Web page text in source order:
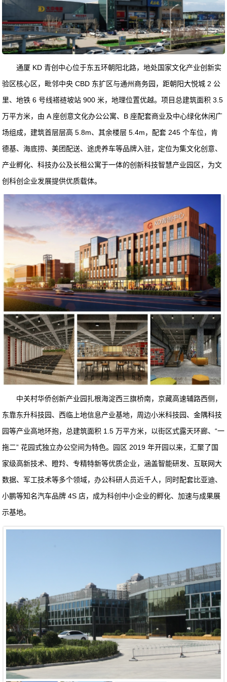
通厦 KD 青创中心位于东五环朝阳北路，地处国家文化产业创新实
验区核心区，毗邻中央 CBD 东扩区与通州商务园，距朝阳大悦城 2 公
里、地铁 6 号线褡裢坡站 900 米，地理位置优越。项目总建筑面积 3.5
万平方米，由 A 座创意文化办公公寓、B 座配套商业及中心绿化休闲广
场组成，建筑首层层高 5.8m、其余楼层 5.4m，配套 245 个车位，肯
德基、海底捞、美团配送、途虎养车等品牌入驻，定位为集文化创意、
产业孵化、科技办公及长租公寓于一体的创新科技智慧产业园区，为文
创科创企业发展提供优质载体。
中关村华侨创新产业园扎根海淀西三旗桥南，京藏高速辅路西侧，
东靠东升科技园、西临上地信息产业基地，周边小米科技园、金隅科技
园等产业高地环抱，总建筑面积 1.5 万平方米，以街区式露天环廊、“一
拖二” 花园式独立办公空间为特色。园区 2019 年开园以来，汇聚了国
家级高新技术、瞪羚、专精特新等优质企业，涵盖智能研发、互联网大
数据、军工技术等多个领域，办公科研人员近千人，同时配套比亚迪、
小鹏等知名汽车品牌 4S 店，成为科创中小企业的孵化、加速与成果展
示基地。